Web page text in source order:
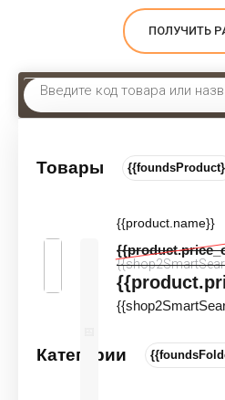
ПОЛУЧИТЬ
Товары
{{product.name}}
Категории
Ковролин коммерческий Betap Lake
Ковролин
Артикул:
Акция